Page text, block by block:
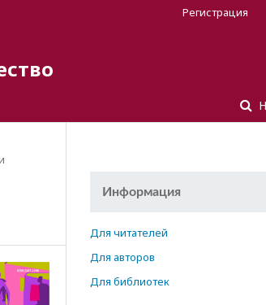
Регистрация
Информация
Для читателей
Для авторов
Для библиотек